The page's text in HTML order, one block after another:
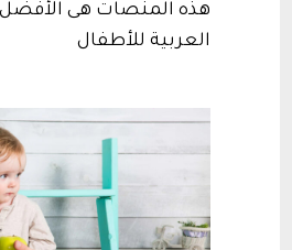
هذه المنصات هى الأفضل
العربية للأطفال